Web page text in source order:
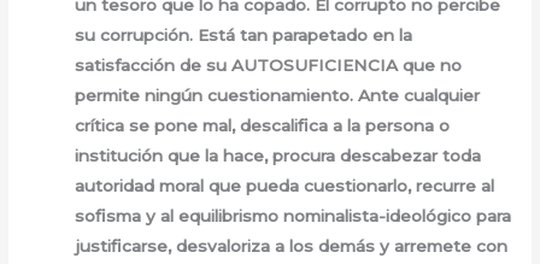
un tesoro que lo ha copado. El corrupto no percibe
su corrupción. Está tan parapetado en la
satisfacción de su AUTOSUFICIENCIA que no
permite ningún cuestionamiento. Ante cualquier
crítica se pone mal, descalifica a la persona o
institución que la hace, procura descabezar toda
autoridad moral que pueda cuestionarlo, recurre al
sofisma y al equilibrismo nominalista-ideológico para
justificarse, desvaloriza a los demás y arremete con